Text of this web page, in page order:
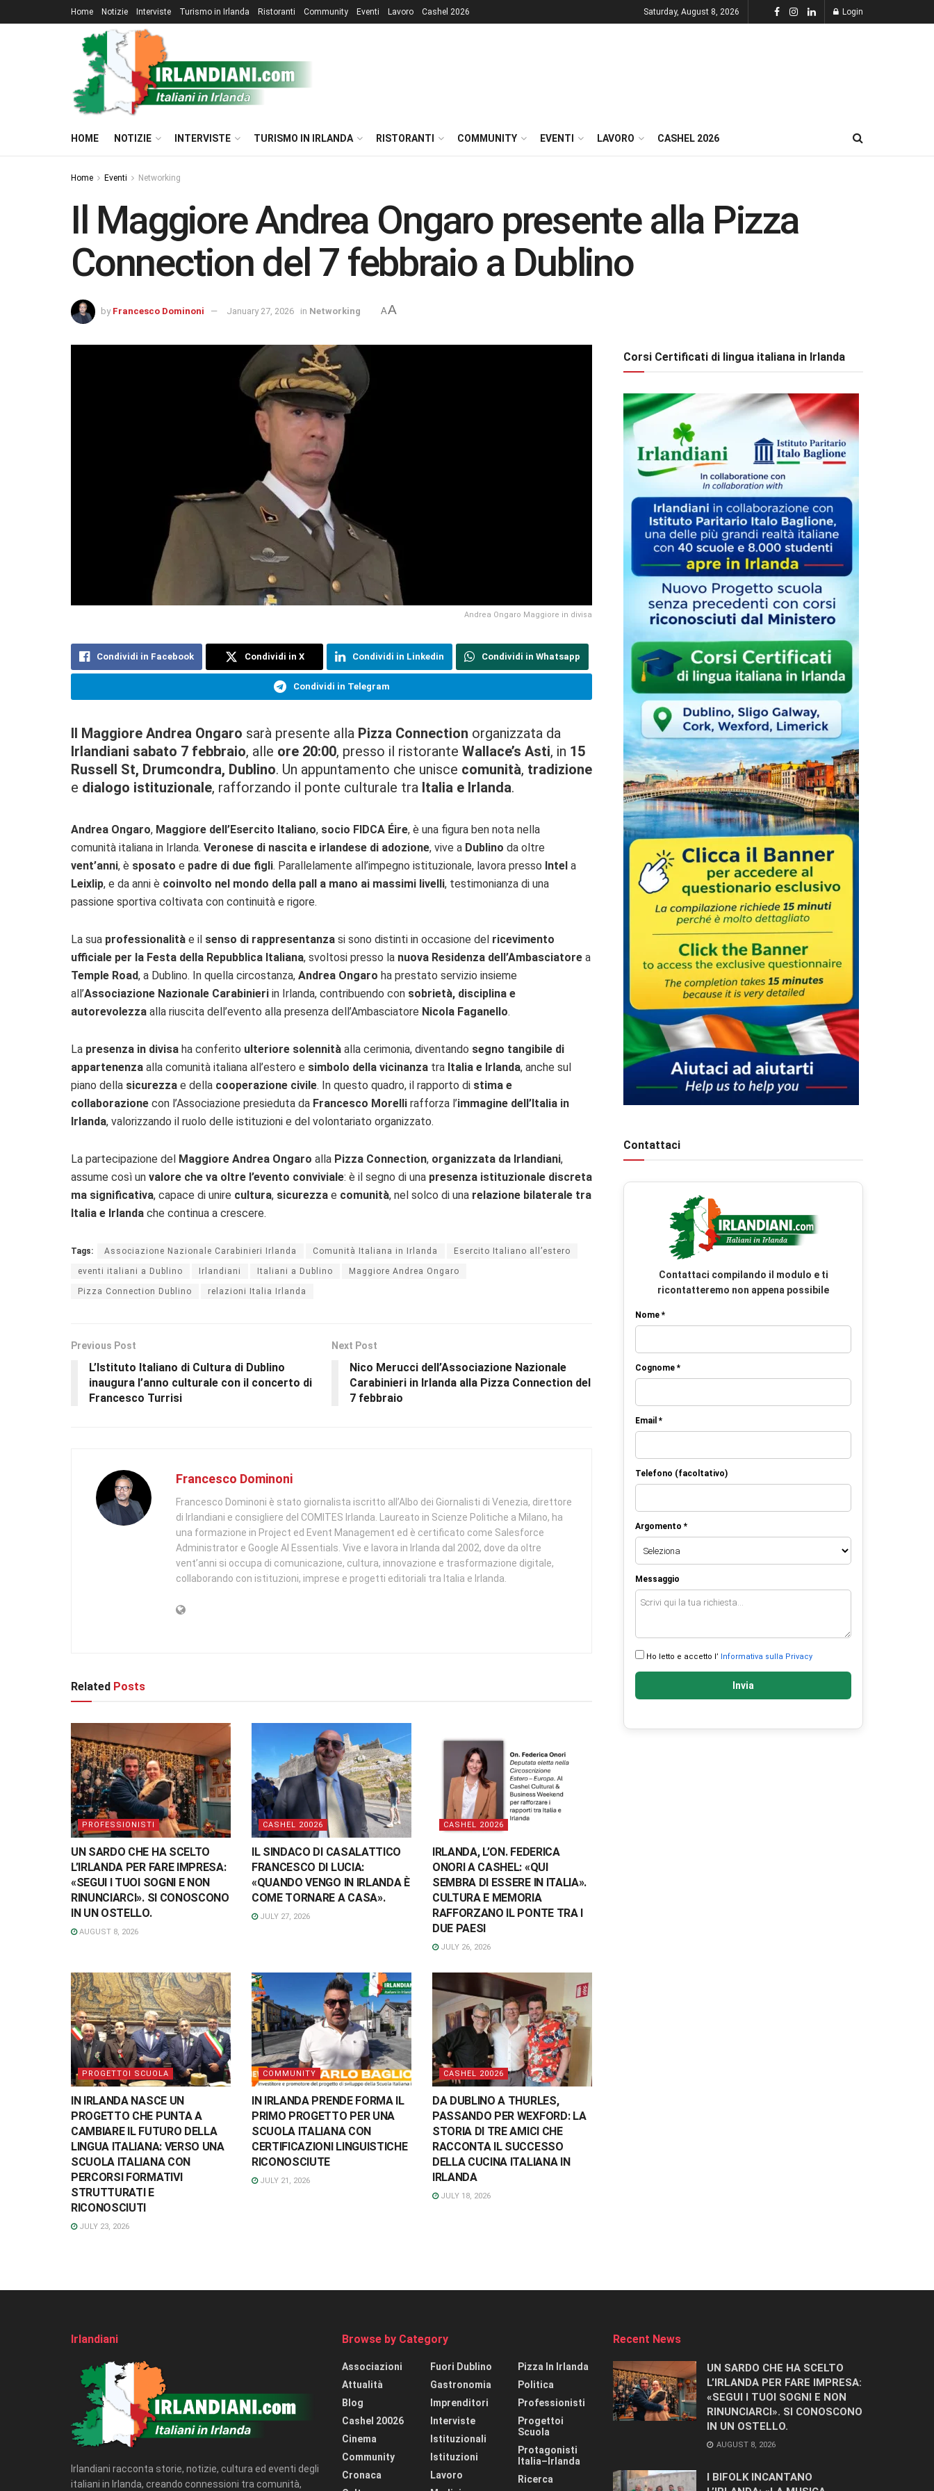
Home Notizie Interviste Turismo in Irlanda Ristoranti Community Eventi Lavoro Cashel 2026 Saturday, August 8, 2026 Login
HOME NOTIZIE INTERVISTE TURISMO IN IRLANDA RISTORANTI COMMUNITY EVENTI LAVORO CASHEL 2026
Home Eventi Networking
Il Maggiore Andrea Ongaro presente alla Pizza
Connection del 7 febbraio a Dublino
by Francesco Dominoni January 27, 2026 in Networking AA
Andrea Ongaro Maggiore in divisa
Condividi in Facebook Condividi in X Condividi in Linkedin Condividi in Whatsapp
Condividi in Telegram
Il Maggiore Andrea Ongaro sarà presente alla Pizza Connection organizzata da
Irlandiani sabato 7 febbraio, alle ore 20:00, presso il ristorante Wallace’s Asti, in 15
Russell St, Drumcondra, Dublino. Un appuntamento che unisce comunità, tradizione
e dialogo istituzionale, rafforzando il ponte culturale tra Italia e Irlanda.
Andrea Ongaro, Maggiore dell’Esercito Italiano, socio FIDCA Éire, è una figura ben nota nella
comunità italiana in Irlanda. Veronese di nascita e irlandese di adozione, vive a Dublino da oltre
vent’anni, è sposato e padre di due figli. Parallelamente all’impegno istituzionale, lavora presso Intel a
Leixlip, e da anni è coinvolto nel mondo della pall a mano ai massimi livelli, testimonianza di una
passione sportiva coltivata con continuità e rigore.
La sua professionalità e il senso di rappresentanza si sono distinti in occasione del ricevimento
ufficiale per la Festa della Repubblica Italiana, svoltosi presso la nuova Residenza dell’Ambasciatore a
Temple Road, a Dublino. In quella circostanza, Andrea Ongaro ha prestato servizio insieme
all’Associazione Nazionale Carabinieri in Irlanda, contribuendo con sobrietà, disciplina e
autorevolezza alla riuscita dell’evento alla presenza dell’Ambasciatore Nicola Faganello.
La presenza in divisa ha conferito ulteriore solennità alla cerimonia, diventando segno tangibile di
appartenenza alla comunità italiana all’estero e simbolo della vicinanza tra Italia e Irlanda, anche sul
piano della sicurezza e della cooperazione civile. In questo quadro, il rapporto di stima e
collaborazione con l’Associazione presieduta da Francesco Morelli rafforza l’immagine dell’Italia in
Irlanda, valorizzando il ruolo delle istituzioni e del volontariato organizzato.
La partecipazione del Maggiore Andrea Ongaro alla Pizza Connection, organizzata da Irlandiani,
assume così un valore che va oltre l’evento conviviale: è il segno di una presenza istituzionale discreta
ma significativa, capace di unire cultura, sicurezza e comunità, nel solco di una relazione bilaterale tra
Italia e Irlanda che continua a crescere.
Tags: Associazione Nazionale Carabinieri Irlanda Comunità Italiana in Irlanda Esercito Italiano all’estero
eventi italiani a Dublino Irlandiani Italiani a Dublino Maggiore Andrea Ongaro
Pizza Connection Dublino relazioni Italia Irlanda
Previous Post
L’Istituto Italiano di Cultura di Dublino
inaugura l’anno culturale con il concerto di
Francesco Turrisi
Next Post
Nico Merucci dell’Associazione Nazionale
Carabinieri in Irlanda alla Pizza Connection del
7 febbraio
Francesco Dominoni
Francesco Dominoni è stato giornalista iscritto all’Albo dei Giornalisti di Venezia, direttore
di Irlandiani e consigliere del COMITES Irlanda. Laureato in Scienze Politiche a Milano, ha
una formazione in Project ed Event Management ed è certificato come Salesforce
Administrator e Google AI Essentials. Vive e lavora in Irlanda dal 2002, dove da oltre
vent’anni si occupa di comunicazione, cultura, innovazione e trasformazione digitale,
collaborando con istituzioni, imprese e progetti editoriali tra Italia e Irlanda.
Related Posts
PROFESSIONISTI
UN SARDO CHE HA SCELTO
L’IRLANDA PER FARE IMPRESA:
«SEGUI I TUOI SOGNI E NON
RINUNCIARCI». SI CONOSCONO
IN UN OSTELLO.
AUGUST 8, 2026
CASHEL 20026
IL SINDACO DI CASALATTICO
FRANCESCO DI LUCIA:
«QUANDO VENGO IN IRLANDA È
COME TORNARE A CASA».
JULY 27, 2026
CASHEL 20026
IRLANDA, L’ON. FEDERICA
ONORI A CASHEL: «QUI
SEMBRA DI ESSERE IN ITALIA».
CULTURA E MEMORIA
RAFFORZANO IL PONTE TRA I
DUE PAESI
JULY 26, 2026
PROGETTOI SCUOLA
IN IRLANDA NASCE UN
PROGETTO CHE PUNTA A
CAMBIARE IL FUTURO DELLA
LINGUA ITALIANA: VERSO UNA
SCUOLA ITALIANA CON
PERCORSI FORMATIVI
STRUTTURATI E
RICONOSCIUTI
JULY 23, 2026
COMMUNITY
IN IRLANDA PRENDE FORMA IL
PRIMO PROGETTO PER UNA
SCUOLA ITALIANA CON
CERTIFICAZIONI LINGUISTICHE
RICONOSCIUTE
JULY 21, 2026
CASHEL 20026
DA DUBLINO A THURLES,
PASSANDO PER WEXFORD: LA
STORIA DI TRE AMICI CHE
RACCONTA IL SUCCESSO
DELLA CUCINA ITALIANA IN
IRLANDA
JULY 18, 2026
Corsi Certificati di lingua italiana in Irlanda
Contattaci
Contattaci compilando il modulo e ti
ricontatteremo non appena possibile
Nome *
Cognome *
Email *
Telefono (facoltativo)
Argomento *
Messaggio
Ho letto e accetto l’ Informativa sulla Privacy
Invia
Irlandiani
Irlandiani racconta storie, notizie, cultura ed eventi degli
italiani in Irlanda, creando connessioni tra comunità,
Browse by Category
Associazioni
Attualità
Blog
Cashel 20026
Cinema
Community
Cronaca
Fuori Dublino
Gastronomia
Imprenditori
Interviste
Istituzionali
Istituzioni
Lavoro
Pizza In Irlanda
Politica
Professionisti
Progettoi
Scuola
Protagonisti
Italia–Irlanda
Ricerca
Recent News
UN SARDO CHE HA SCELTO
L’IRLANDA PER FARE IMPRESA:
«SEGUI I TUOI SOGNI E NON
RINUNCIARCI». SI CONOSCONO
IN UN OSTELLO.
AUGUST 8, 2026
I BIFOLK INCANTANO